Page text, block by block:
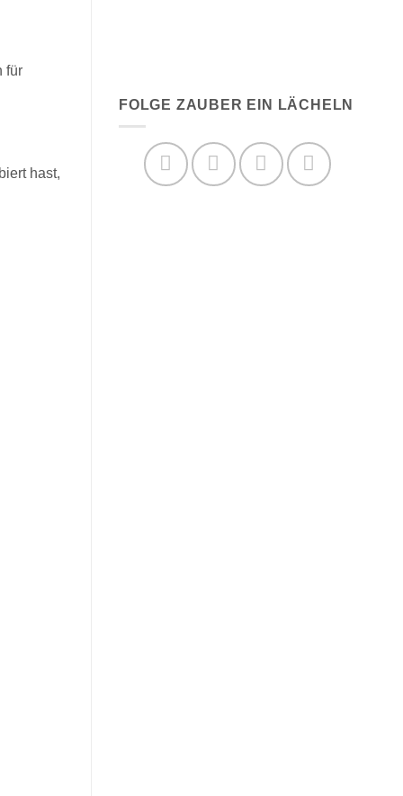
für
hast,
FOLGE ZAUBER EIN LÄCHELN